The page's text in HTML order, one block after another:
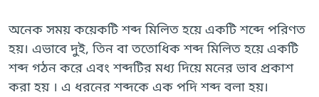
অনেক সময় কয়েকটি শব্দ মিলিত হয়ে একটি শব্দে পরিণত
হয়। এভাবে দুই, তিন বা ততোধিক শব্দ মিলিত হয়ে একটি
শব্দ গঠন করে এবং শব্দটির মধ্য দিয়ে মনের ভাব প্রকাশ
করা হয় । এ ধরনের শব্দকে এক পদি শব্দ বলা হয়।